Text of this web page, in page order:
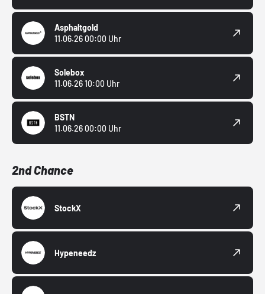
Asphaltgold
11.06.26 00:00 Uhr
Solebox
11.06.26 10:00 Uhr
BSTN
11.06.26 00:00 Uhr
2nd Chance
StockX
Hypeneedz